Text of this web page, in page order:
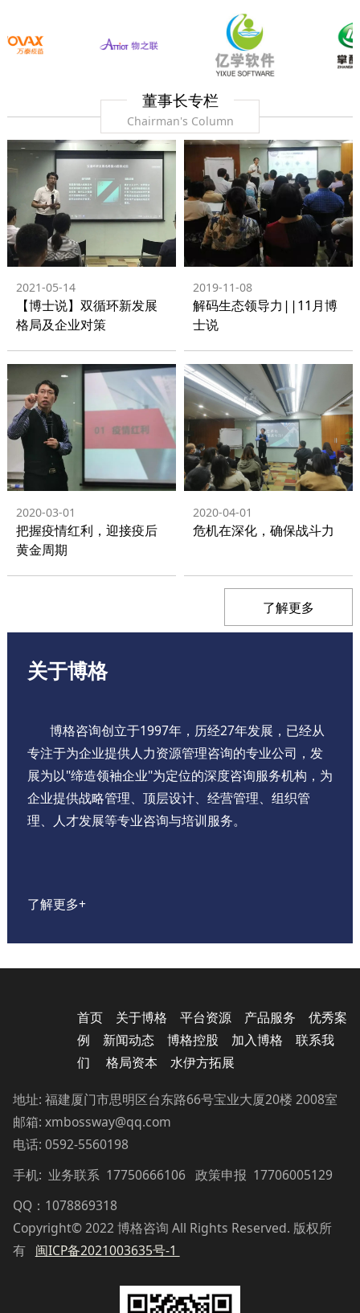
董事长专栏
Chairman's Column
2021-05-14
【博士说】双循环新发展
格局及企业对策
2019-11-08
解码生态领导力||11月博
士说
2020-03-01
把握疫情红利，迎接疫后
黄金周期
2020-04-01
危机在深化，确保战斗力
了解更多
关于博格
博格咨询创立于1997年，历经27年发展，已经从
专注于为企业提供人力资源管理咨询的专业公司，发
展为以"缔造领袖企业"为定位的深度咨询服务机构，为
企业提供战略管理、顶层设计、经营管理、组织管
理、人才发展等专业咨询与培训服务。
了解更多+
首页 关于博格 平台资源 产品服务
优秀案
例
新闻动态 博格控股 加入博格
联系我
们
格局资本 水伊方拓展
地址: 福建厦门市思明区台东路66号宝业大厦20楼 2008室
邮箱: xmbossway@qq.com
电话: 0592-5560198
手机: 业务联系 17750666106 政策申报 17706005129
QQ：1078869318
Copyright© 2022 博格咨询 All Rights Reserved. 版权所
有 闽ICP备2021003635号-1